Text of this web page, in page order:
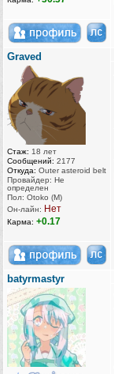
Graved
Стаж: 18 лет
Сообщений: 2177
Откуда: Outer asteroid belt
Провайдер: Не
определен
Пол: Otoko (M)
Он-лайн: Нет
Карма: +0.17
batyrmastyr